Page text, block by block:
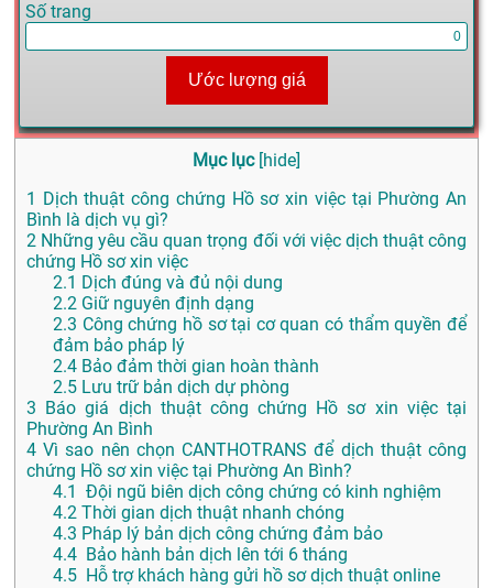
Số trang
Ước lượng giá
Mục lục [hide]
1
Dịch thuật công chứng Hồ sơ xin việc tại Phường An
Bình là dịch vụ gì?
2 Những yêu cầu quan trọng đối với việc dịch thuật công
chứng Hồ sơ xin việc
2.1 Dịch đúng và đủ nội dung
2.2 Giữ nguyên định dạng
2.3 Công chứng hồ sơ tại cơ quan có thẩm quyền để
đảm bảo pháp lý
2.4 Bảo đảm thời gian hoàn thành
2.5 Lưu trữ bản dịch dự phòng
3 Báo giá dịch thuật công chứng Hồ sơ xin việc tại
Phường An Bình
4 Vì sao nên chọn CANTHOTRANS để dịch thuật công
chứng Hồ sơ xin việc tại Phường An Bình?
4.1
Đội ngũ biên dịch công chứng có kinh nghiệm
4.2 Thời gian dịch thuật nhanh chóng
4.3 Pháp lý bản dịch công chứng đảm bảo
4.4 Bảo hành bản dịch lên tới 6 tháng
4.5 Hỗ trợ khách hàng gửi hồ sơ dịch thuật online